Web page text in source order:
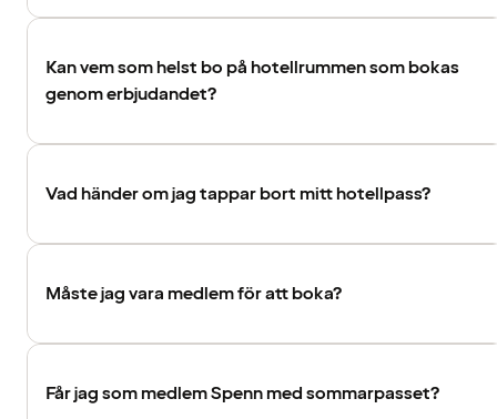
Kan vem som helst bo på hotellrummen som bokas
genom erbjudandet?
Vad händer om jag tappar bort mitt hotellpass?
Måste jag vara medlem för att boka?
Får jag som medlem Spenn med sommarpasset?